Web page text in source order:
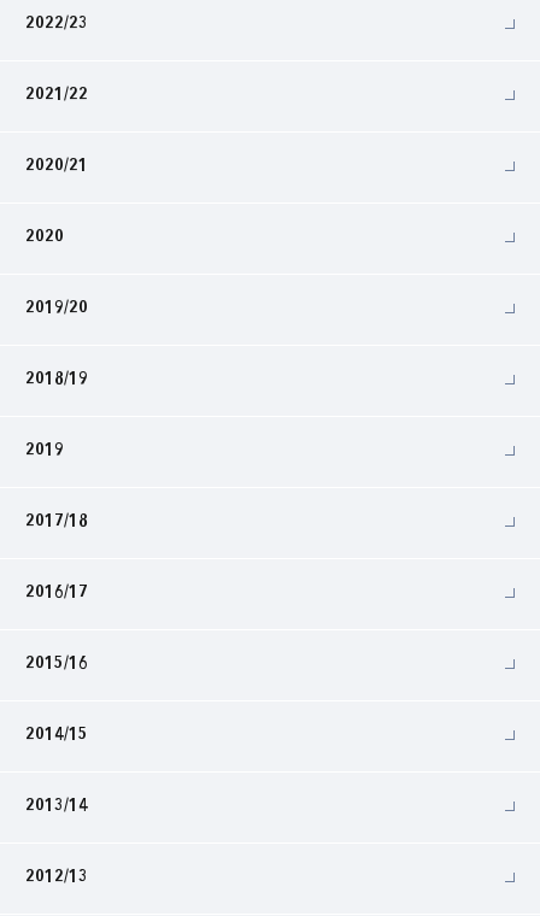
2022/23
2021/22
2020/21
2020
2019/20
2018/19
2019
2017/18
2016/17
2015/16
2014/15
2013/14
2012/13